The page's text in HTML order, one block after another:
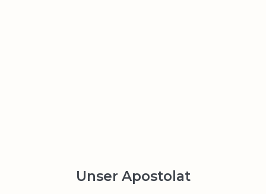
Unser Apostolat